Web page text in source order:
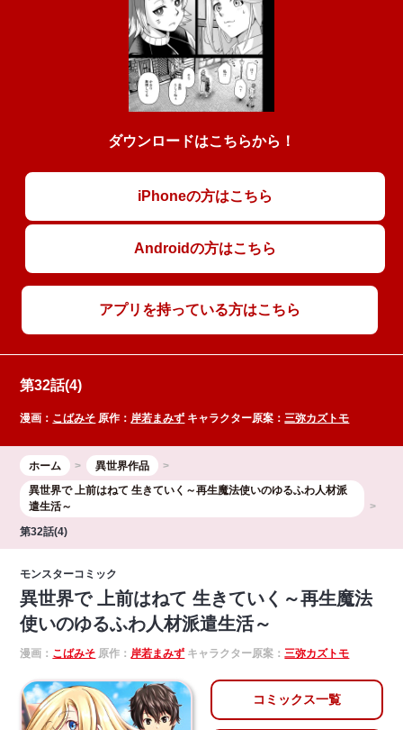
ダウンロードはこちらから！
iPhoneの方はこちら
Androidの方はこちら
アプリを持っている方はこちら
第32話(4)
漫画： こばみそ 原作： 岸若まみず キャラクター原案：三弥カズトモ
ホーム
異世界作品
異世界で 上前はねて 生きていく～再生魔法使いのゆるふわ人材派
遣生活～
第32話(4)
モンスターコミック
異世界で 上前はねて 生きていく～再生魔法
使いのゆるふわ人材派遣生活～
漫画： こばみそ 原作： 岸若まみず キャラクター原案：三弥カズトモ
コミックス一覧